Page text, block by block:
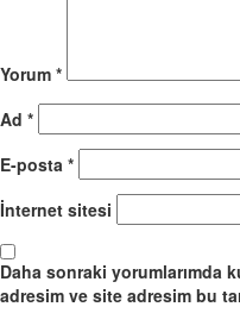
Yorum *
Ad *
E-posta *
İnternet sitesi
Daha sonraki yorumlarımda
adresim ve site adresim bu